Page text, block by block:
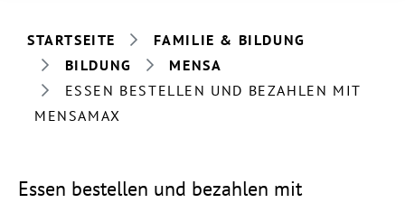
STARTSEITE
FAMILIE & BILDUNG
BILDUNG
MENSA
ESSEN BESTELLEN UND BEZAHLEN MIT
MENSAMAX
Essen bestellen und bezahlen mit